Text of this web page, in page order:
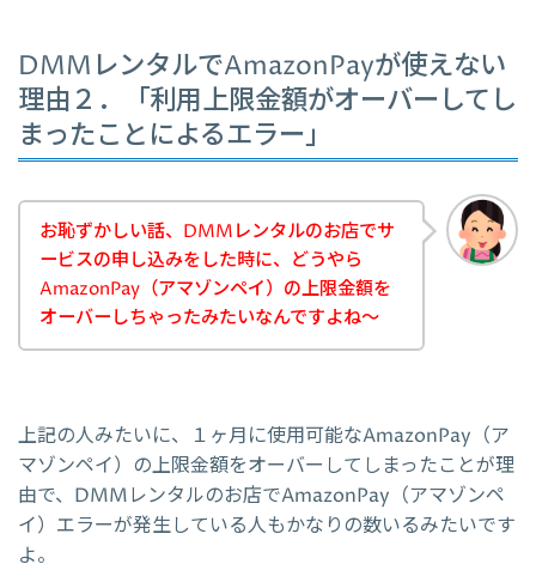
DMMレンタルでAmazonPayが使えない
理由２．「利用上限金額がオーバーしてし
まったことによるエラー」
お恥ずかしい話、DMMレンタルのお店でサ
ービスの申し込みをした時に、どうやら
AmazonPay（アマゾンペイ）の上限金額を
オーバーしちゃったみたいなんですよね～
上記の人みたいに、１ヶ月に使用可能なAmazonPay（ア
マゾンペイ）の上限金額をオーバーしてしまったことが理
由で、DMMレンタルのお店でAmazonPay（アマゾンペ
イ）エラーが発生している人もかなりの数いるみたいです
よ。